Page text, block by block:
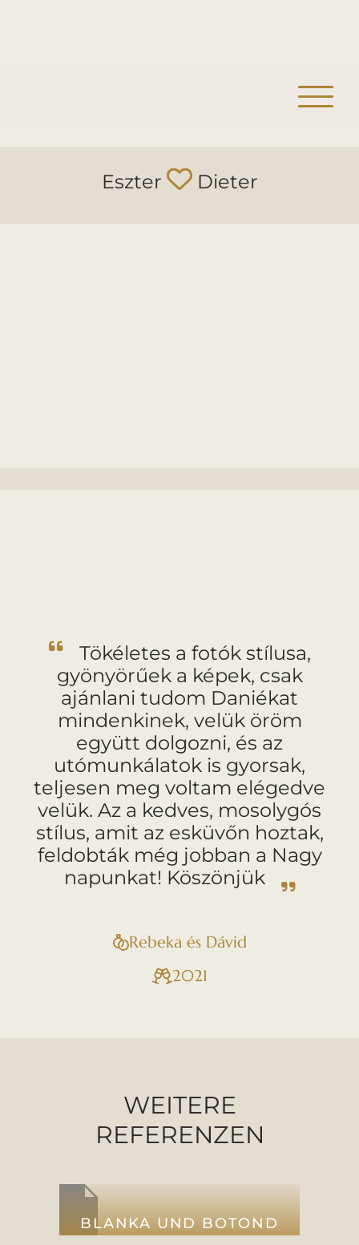
Eszter Dieter
Tökéletes a fotók stílusa,
gyönyörűek a képek, csak
ajánlani tudom Daniékat
mindenkinek, velük öröm
együtt dolgozni, és az
utómunkálatok is gyorsak,
teljesen meg voltam elégedve
velük. Az a kedves, mosolygós
stílus, amit az esküvőn hoztak,
feldobták még jobban a Nagy
napunkat! Köszönjük
Rebeka és Dávid
2021
WEITERE
REFERENZEN
BLANKA UND BOTOND